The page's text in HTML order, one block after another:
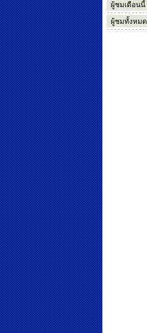
ผู้ชมเดือนนี้
ผู้ชมทั้งหมด